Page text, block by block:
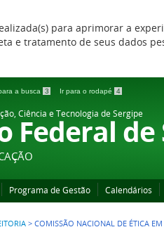
para aprimorar a
e tratamento de seus dados
a busca 3 Ir para o rodapé 4
Ciência e Tecnologia de Sergipe
Federal de
Programa de Gestão Calendários
> COMISSÃO NACIONAL DE ÉTICA